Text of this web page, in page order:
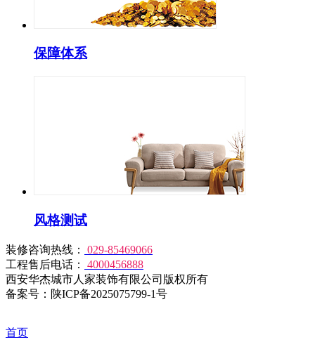
保障体系
风格测试
装修咨询热线：
029-85469066
工程售后电话：
4000456888
西安华杰城市人家装饰有限公司版权所有
备案号：陕ICP备2025075799-1号
首页